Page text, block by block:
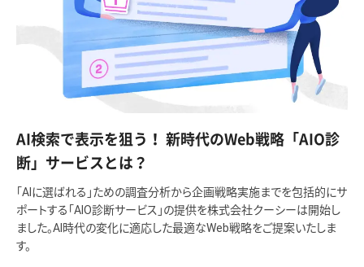
AI検索で表示を狙う！ 新時代のWeb戦略「AIO診
断」サービスとは？
「AIに選ばれる」ための調査分析から企画戦略実施までを包括的にサ
ポートする「AIO診断サービス」の提供を株式会社クーシーは開始し
ました。AI時代の変化に適応した最適なWeb戦略をご提案いたしま
す。